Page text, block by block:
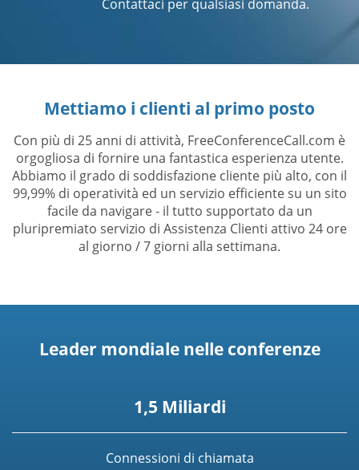
Contattaci per qualsiasi domanda.
Mettiamo i clienti al primo posto
Con più di 25 anni di attività, FreeConferenceCall.com è
orgogliosa di fornire una fantastica esperienza utente.
Abbiamo il grado di soddisfazione cliente più alto, con il
99,99% di operatività ed un servizio efficiente su un sito
facile da navigare - il tutto supportato da un
pluripremiato servizio di Assistenza Clienti attivo 24 ore
al giorno / 7 giorni alla settimana.
Leader mondiale nelle conferenze
1,5 Miliardi
Connessioni di chiamata